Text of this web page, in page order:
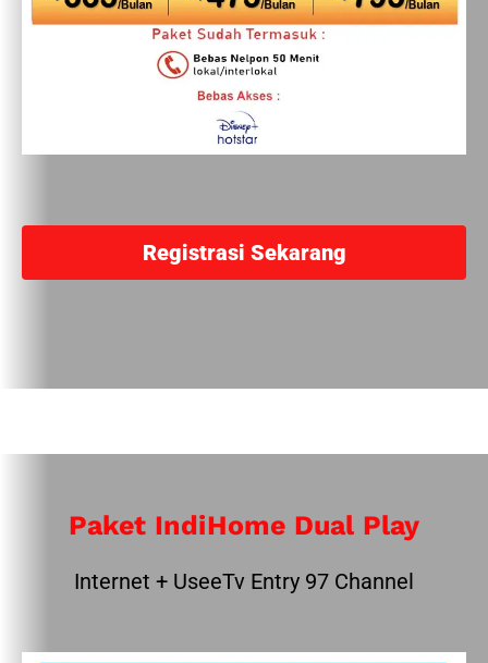
Registrasi Sekarang
Paket IndiHome Dual Play
Internet + UseeTv Entry 97 Channel